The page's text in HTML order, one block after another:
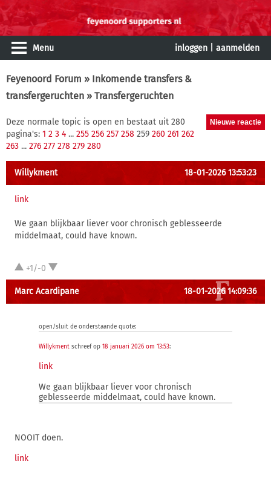
Menu inloggen aanmelden
Feyenoord Forum » Inkomende transfers &
transfergeruchten » Transfergeruchten
Deze normale topic is open en bestaat uit 280
pagina's: 1 2 3 4 ... 255 256 257 258 259 260 261 262
263 ... 276 277 278 279 280
Willykment 18-01-2026 13:53:23
link
We gaan blijkbaar liever voor chronisch geblesseerde
middelmaat, could have known.
+1/-0
Marc Acardipane 18-01-2026 14:09:36
open/sluit de onderstaande quote:
Willykment schreef op 18 januari 2026 om 13:53:
link
We gaan blijkbaar liever voor chronisch
geblesseerde middelmaat, could have known.
NOOIT doen.
link